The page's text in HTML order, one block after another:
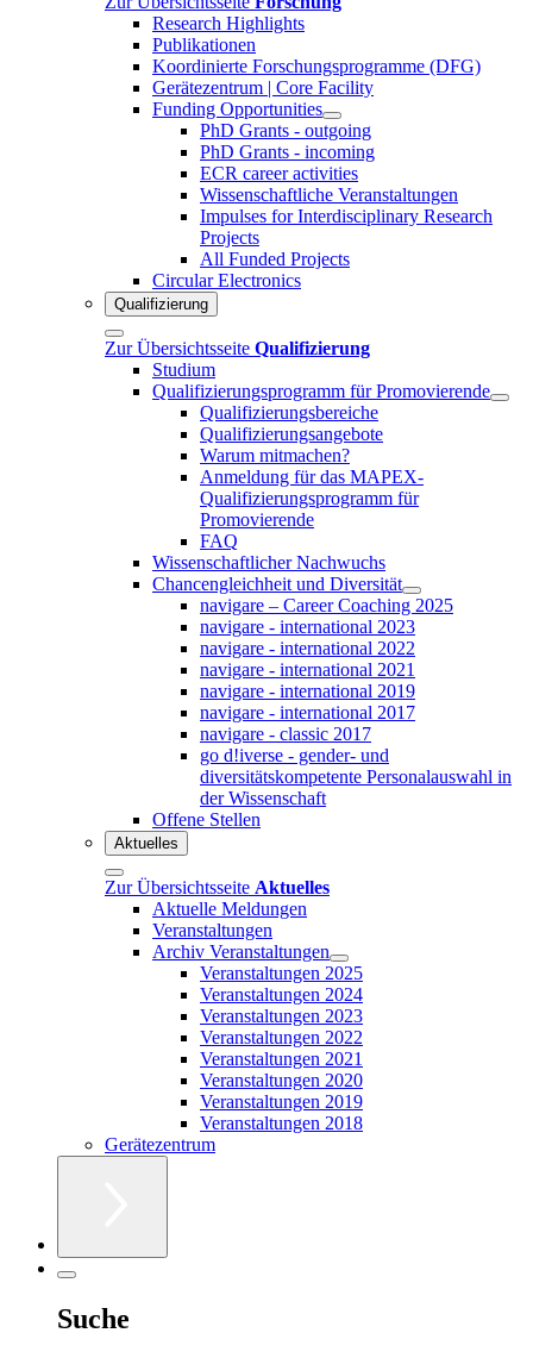
Research Highlights
Publikationen
Koordinierte Forschungsprogramme (DFG)
Gerätezentrum | Core Facility
Funding Opportunities
PhD Grants - outgoing
PhD Grants - incoming
ECR career activities
Wissenschaftliche Veranstaltungen
Impulses for Interdisciplinary Research
Projects
All Funded Projects
Circular Electronics
Qualifizierung
Zur Übersichtsseite Qualifizierung
Studium
Qualifizierungsprogramm für Promovierende
Qualifizierungsbereiche
Qualifizierungsangebote
Warum mitmachen?
Anmeldung für das MAPEX-
Qualifizierungsprogramm für
Promovierende
FAQ
Wissenschaftlicher Nachwuchs
Chancengleichheit und Diversität
navigare – Career Coaching 2025
navigare - international 2023
navigare - international 2022
navigare - international 2021
navigare - international 2019
navigare - international 2017
navigare - classic 2017
go d!iverse - gender- und
diversitätskompetente Personalauswahl in
der Wissenschaft
Offene Stellen
Aktuelles
Zur Übersichtsseite Aktuelles
Aktuelle Meldungen
Veranstaltungen
Archiv Veranstaltungen
Veranstaltungen 2025
Veranstaltungen 2024
Veranstaltungen 2023
Veranstaltungen 2022
Veranstaltungen 2021
Veranstaltungen 2020
Veranstaltungen 2019
Veranstaltungen 2018
Gerätezentrum
Suche